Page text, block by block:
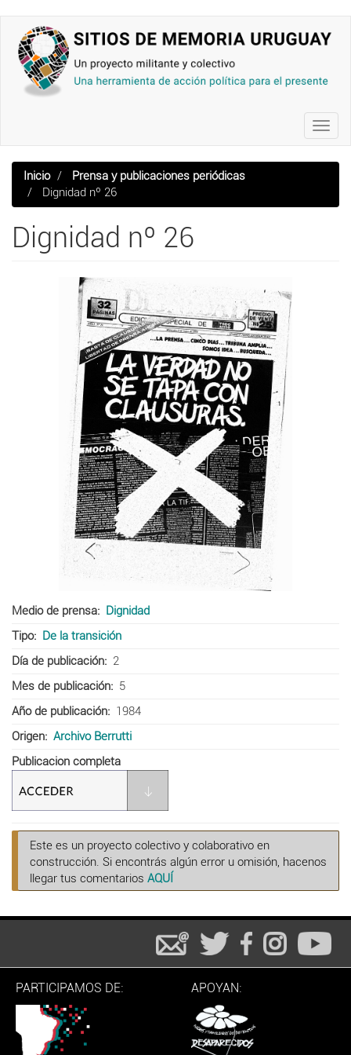
contenido
principal
Inicio
Prensa y publicaciones periódicas
Dignidad nº 26
Dignidad nº 26
Medio de prensa
Dignidad
Tipo
De la transición
Día de publicación
2
Mes de publicación
5
Año de publicación
1984
Origen
Archivo Berrutti
Publicacion completa
Este es un proyecto colectivo y colaborativo en
construcción. Si encontrás algún error u omisión, hacenos
llegar tus comentarios AQUÍ
PARTICIPAMOS DE: APOYAN: